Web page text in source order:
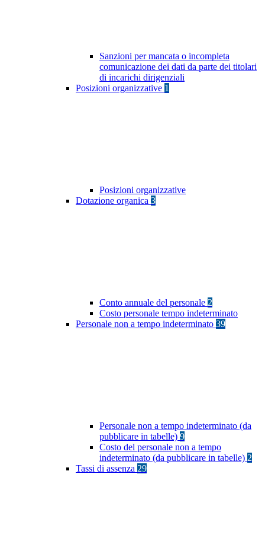
Sanzioni per mancata o incompleta
comunicazione dei dati da parte dei titolari
di incarichi dirigenziali
Posizioni organizzative 1
Posizioni organizzative
Dotazione organica 3
Conto annuale del personale 2
Costo personale tempo indeterminato
Personale non a tempo indeterminato 39
Personale non a tempo indeterminato (da
pubblicare in tabelle) 9
Costo del personale non a tempo
indeterminato (da pubblicare in tabelle) 2
Tassi di assenza 29